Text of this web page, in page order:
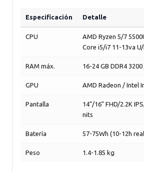
Especificación Detalle
CPU
AMD Ryzen 5/7
Core i5/i7 11-13va
RAM máx. 16-24 GB DDR4
GPU AMD Radeon / Intel
Pantalla
14"/16" FHD/2.2K
nits
Batería 57-75Wh (10-12h
Peso 1.4-1.85 kg